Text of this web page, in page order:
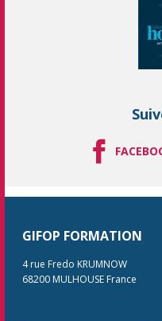
GIFOP FORMATION
4 rue Fredo KRUMNOW
68200 MULHOUSE France